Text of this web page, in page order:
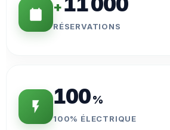
+
RÉSERVATIONS
100%
100% ÉLECTRIQUE